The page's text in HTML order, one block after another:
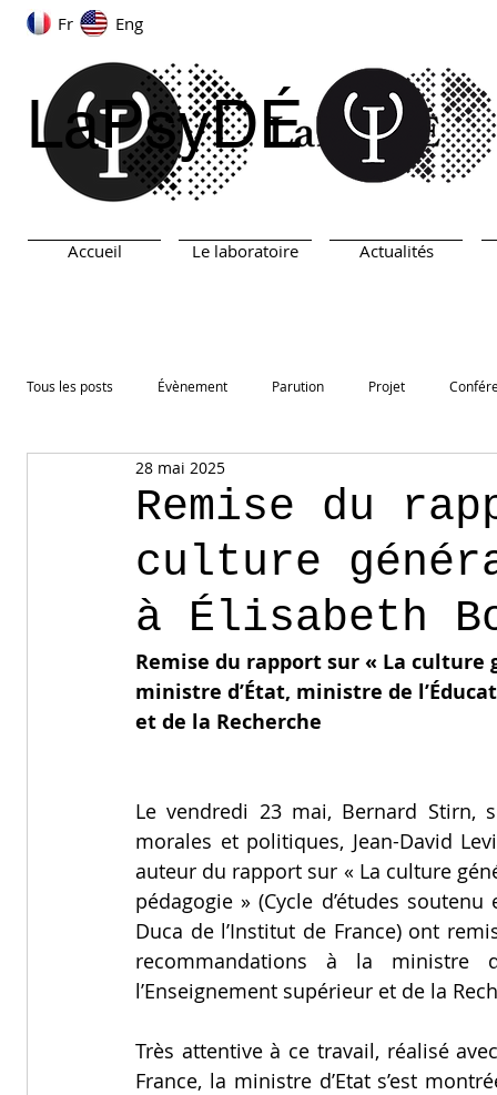
Fr Eng
LaPsyDÉ
Accueil Le laboratoire Actualités
Tous les posts Évènement Parution Projet
TEST Prix
Remise du
culture
à Élisabeth
28 mai 2025
Remise du rapport sur « La
ministre d’État, ministre de
et de la Recherche
Le vendredi 23 mai, Bernard Stirn,
morales et politiques, Jean-David
auteur du rapport sur « La culture
pédagogie » (Cycle d’études
Duca de l’Institut de France) ont
recommandations à la ministre
l’Enseignement supérieur et de la
Très attentive à ce travail, réalisé
France, la ministre d’Etat s’est